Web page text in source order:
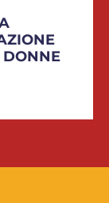
DONNE